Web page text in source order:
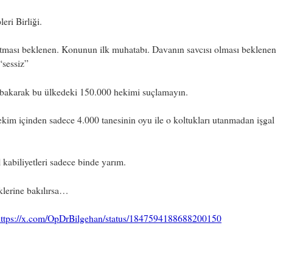
Birliği.
beklenen. Konunun ilk muhatabı. Davanın savcısı olması beklenen
bu ülkedeki 150.000 hekimi suçlamayın.
içinden sadece 4.000 tanesinin oyu ile o koltukları utanmadan işgal
sadece binde yarım.
bakılırsa…
x.com/OpDrBilgehan/status/1847594188688200150